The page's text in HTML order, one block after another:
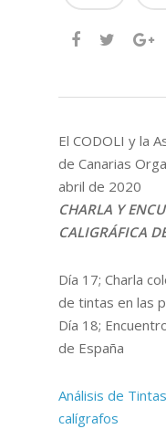
El CODOLI y la
de Canarias
abril de 2020
CHARLA Y
CALIGRÁFICA
Día 17; Charla
de tintas en las
Día 18;
de España
Análisis de
calígrafos